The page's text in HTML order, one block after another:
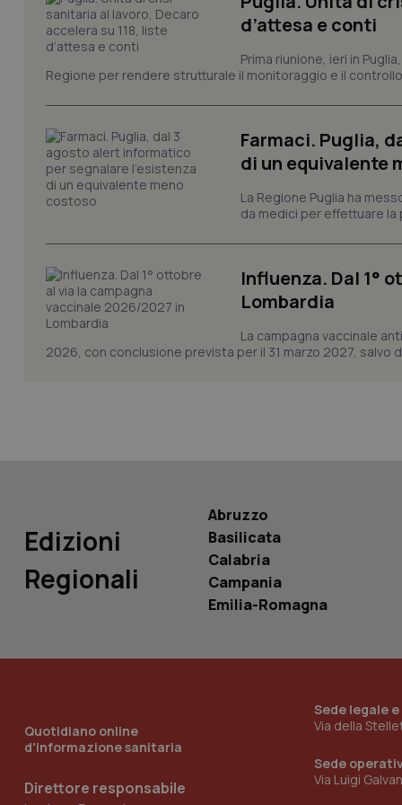
d’attesa e conti
Prima riunione, ieri in
Regione per rendere strutturale il monitoraggio e il
Farmaci. Puglia,
di un equivalente
La Regione Puglia ha
da medici per effettuare la
Influenza. Dal 1°
Lombardia
La campagna vaccinale
2026, con conclusione prevista per il 31 marzo 2027, salvo
Edizioni
Regionali
Abruzzo
Basilicata
Calabria
Campania
Emilia-Romagna
Quotidiano online
d'informazione sanitaria
Direttore responsabile
Sede legale
Via della
Sede
Via Luigi
Nome
tracking-sites-
tracking-enable
_ga
__Secure-YNID